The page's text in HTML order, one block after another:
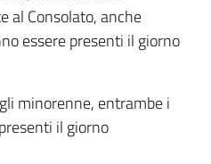
al Consolato, anche
essere presenti il giorno
minorenne, entrambe i
il giorno